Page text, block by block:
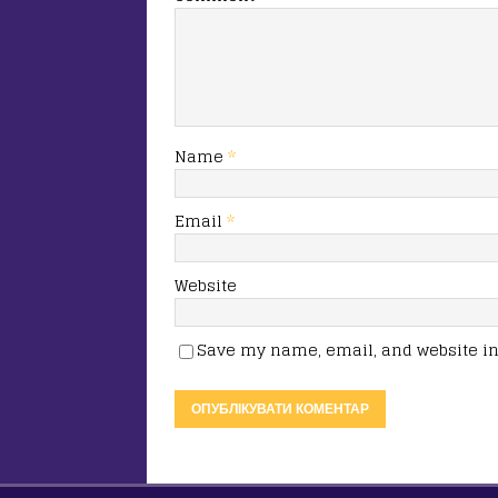
Name *
Email *
Website
Save my name, email, and website